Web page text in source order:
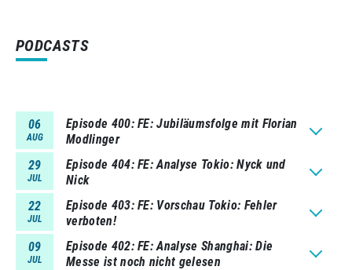
PODCASTS
06
AUG
Episode 400 FE: Jubiläumsfolge mit Florian
Modlinger
29
JUL
Episode 404 FE: Analyse Tokio: Nyck und
Nick
22
JUL
Episode 403 FE: Vorschau Tokio: Fehler
verboten!
09
JUL
Episode 402 FE: Analyse Shanghai: Die
Messe ist noch nicht gelesen